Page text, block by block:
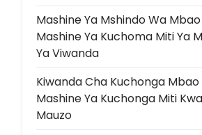
Mashine Ya Mshindo Wa
Mashine Ya Kuchoma Miti Ya
Ya Viwanda
Kiwanda Cha Kuchonga Mbao
Mashine Ya Kuchonga Miti Kwa
Mauzo